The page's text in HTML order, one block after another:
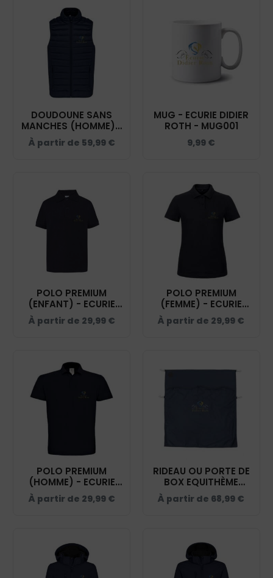
DOUDOUNE SANS
MANCHES (HOMME) -
ECURIE DIDIER ROTH -
NAVY - K6113
À partir de 59,99 €
MUG - ECURIE DIDIER
ROTH - MUG001
9,99 €
POLO PREMIUM
(ENFANT) - ECURIE
DIDIER ROTH - NAVY
- K249
À partir de 29,99 €
POLO PREMIUM
(FEMME) - ECURIE
DIDIER ROTH - NAVY
- BCW463
À partir de 29,99 €
POLO PREMIUM
(HOMME) - ECURIE
DIDIER ROTH - NAVY
- BCU426
À partir de 29,99 €
RIDEAU OU PORTE DE
BOX EQUITHÈME
PREMIUM - ECURIE
DIDIER ROTH - NAVY
À partir de 68,99 €